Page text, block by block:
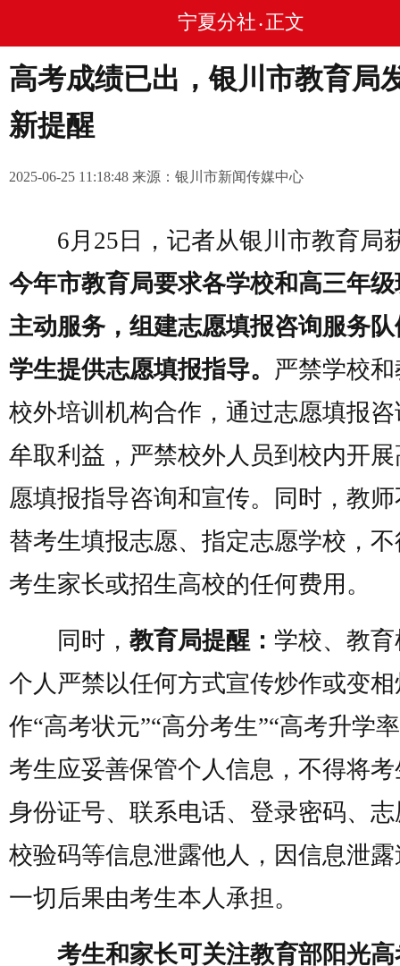
宁夏分社 • 正文
高考成绩已出，银川市教育局
新提醒
2025-06-25 11:18:48 来源：银川市新闻传媒中心
6月25日，记者从银川市教育局
今年市教育局要求各学校和高三年
主动服务，组建志愿填报咨询服务
学生提供志愿填报指导。 严禁学校
校外培训机构合作，通过志愿填报
牟取利益，严禁校外人员到校内开
愿填报指导咨询和宣传。同时，教
替考生填报志愿、指定志愿学校，
考生家长或招生高校的任何费用。
同时， 教育局提醒： 学校、教
个人严禁以任何方式宣传炒作或变相
作“高考状元”“高分考生”“高考升学
考生应妥善保管个人信息，不得将
身份证号、联系电话、登录密码、
校验码等信息泄露他人，因信息泄
一切后果由考生本人承担。
考生和家长可关注教育部阳光